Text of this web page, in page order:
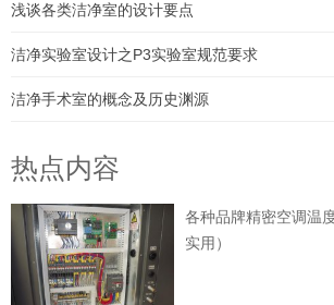
浅谈各类洁净室的设计要点
洁净实验室设计之P3实验室规范要求
洁净手术室的概念及历史渊源
热点内容
各种品牌精密空调温
实用）